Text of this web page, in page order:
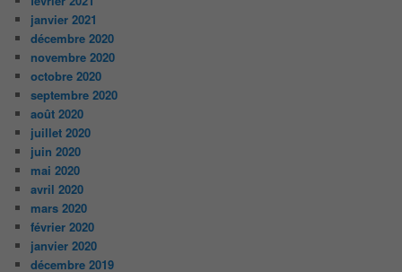
janvier 2021
décembre 2020
novembre 2020
octobre 2020
septembre 2020
août 2020
juillet 2020
juin 2020
mai 2020
avril 2020
mars 2020
février 2020
janvier 2020
décembre 2019